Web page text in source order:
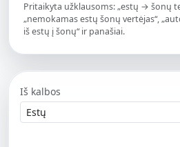
Pritaikyta užklausoms: „estų → šonų
„nemokamas estų šonų vertėjas“,
iš estų į šonų“ ir panašiai.
Iš kalbos